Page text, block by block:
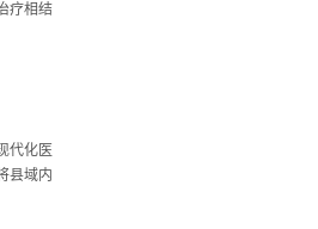
疗相结
代化医
县域内